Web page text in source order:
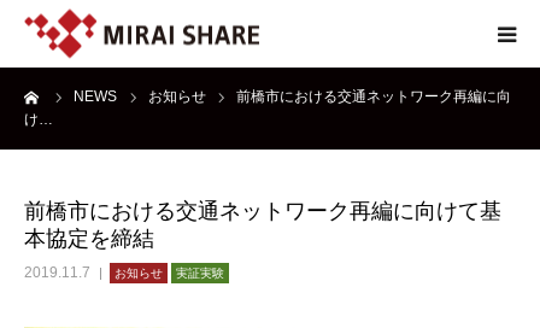
NEWS お知らせ
前橋市における交通ネットワーク再編に向
け…
前橋市における交通ネットワーク再編に向けて基
本協定を締結
2019.11.7 お知らせ 実証実験
NEWS
SERVICE